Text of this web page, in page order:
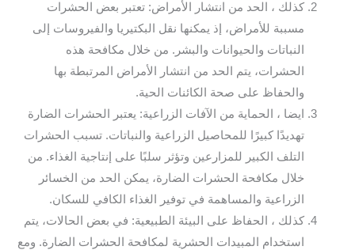
كذلك ، الحد من انتشار الأمراض: تعتبر بعض الحشرات
مسببة للأمراض، إذ يمكنها نقل البكتيريا والفيروسات إلى
النباتات والحيوانات والبشر. من خلال مكافحة هذه
الحشرات، يتم الحد من انتشار الأمراض المرتبطة بها
والحفاظ على صحة الكائنات الحية.
ايضا ، الحماية من الآفات الزراعية: يعتبر الحشرات الضارة
تهديدًا كبيرًا للمحاصيل الزراعية والنباتات. تسبب الحشرات
التلف الكبير للمزارعين وتؤثر سلبًا على إنتاجية الغذاء. من
خلال مكافحة الحشرات الضارة، يمكن الحد من الخسائر
الزراعية والمساهمة في توفير الغذاء الكافي للسكان.
كذلك ، الحفاظ على البيئة الطبيعية: في بعض الحالات، يتم
استخدام المبيدات الحشرية لمكافحة الحشرات الضارة. ومع